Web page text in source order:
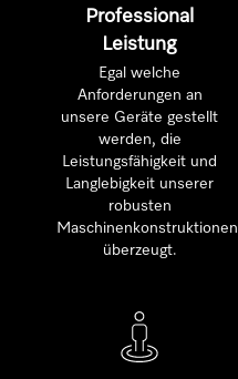
Professional
Leistung
Egal welche
Anforderungen an
unsere Geräte gestellt
werden, die
Leistungsfähigkeit und
Langlebigkeit unserer
robusten
Maschinenkonstruktionen
überzeugt.